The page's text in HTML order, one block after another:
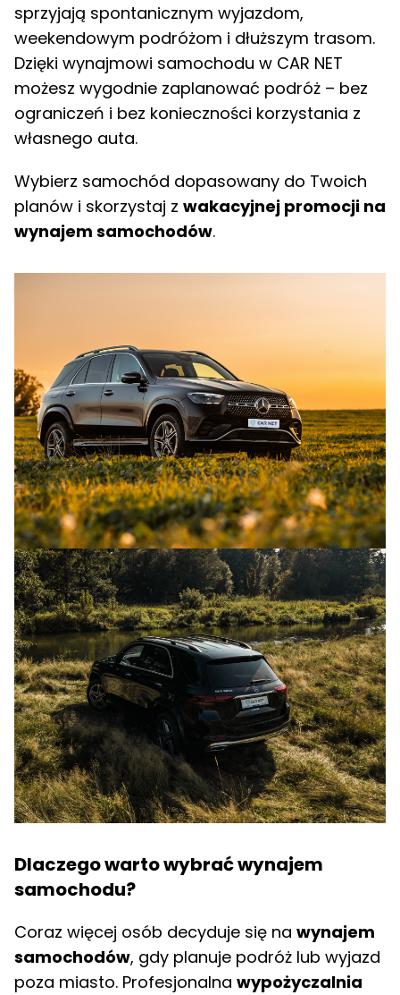
sprzyjają spontanicznym wyjazdom,
weekendowym podróżom i dłuższym trasom.
Dzięki wynajmowi samochodu w CAR NET
możesz wygodnie zaplanować podróż – bez
ograniczeń i bez konieczności korzystania z
własnego auta.
Wybierz samochód dopasowany do Twoich
planów i skorzystaj z wakacyjnej promocji na
wynajem samochodów.
Dlaczego warto wybrać wynajem
samochodu?
Coraz więcej osób decyduje się na wynajem
samochodów, gdy planuje podróż lub wyjazd
poza miasto. Profesjonalna wypożyczalnia